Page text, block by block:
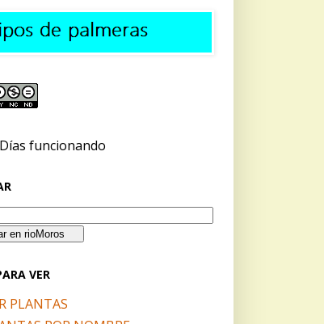
funcionando
VER
PLANTAS